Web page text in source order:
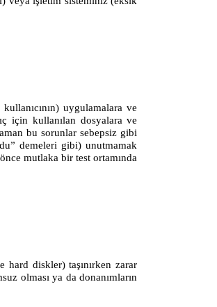
uygulamalara ve
için kullanılan dosyalara ve
bu sorunlar sebepsiz gibi
demeleri gibi) unutmamak
mutlaka bir test ortamında
hard diskler) taşınırken zarar
olması ya da donanımların